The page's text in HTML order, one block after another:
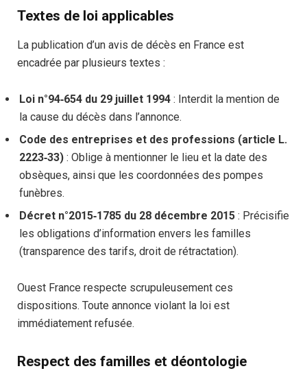
Textes de loi applicables
La publication d’un avis de décès en France est
encadrée par plusieurs textes :
Loi n°94‑654 du 29 juillet 1994 : Interdit la mention de
la cause du décès dans l’annonce.
Code des entreprises et des professions (article L.
2223‑33) : Oblige à mentionner le lieu et la date des
obsèques, ainsi que les coordonnées des pompes
funèbres.
Décret n°2015‑1785 du 28 décembre 2015 : Précisifie
les obligations d’information envers les familles
(transparence des tarifs, droit de rétractation).
Ouest France respecte scrupuleusement ces
dispositions. Toute annonce violant la loi est
immédiatement refusée.
Respect des familles et déontologie